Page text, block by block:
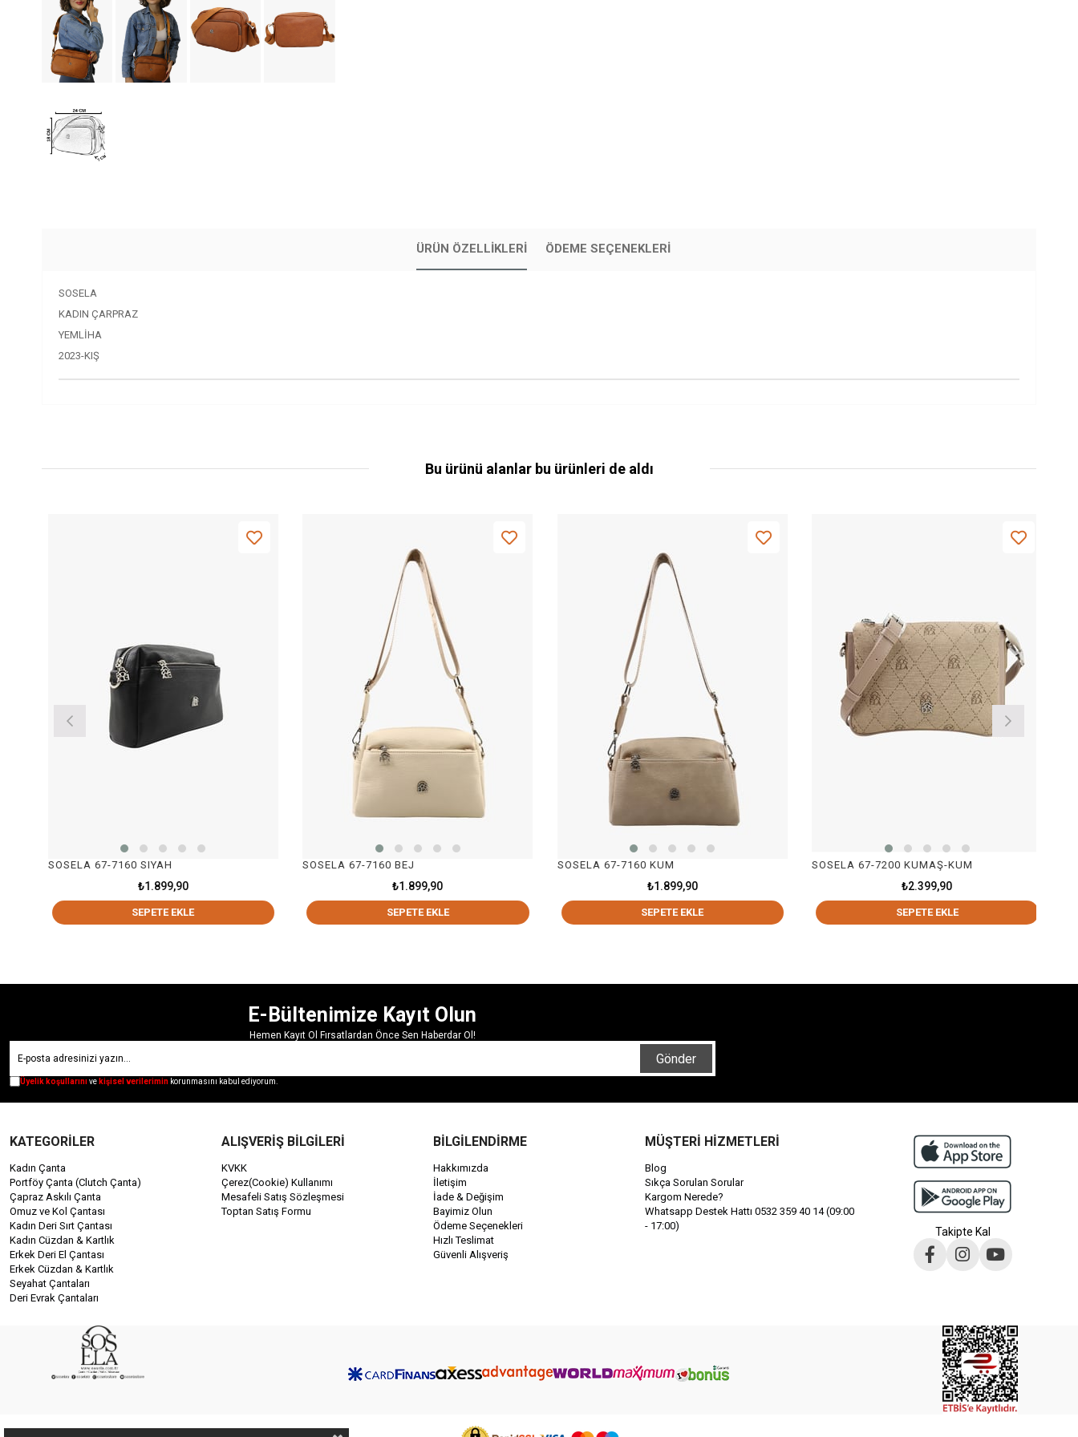
ÜRÜN ÖZELLIKLERI ÖDEME SEÇENEKLERI
SOSELA
KADIN ÇARPRAZ
YEMLİHA
2023-KIŞ
Bu ürünü alanlar bu ürünleri de aldı
SOSELA 67-7160 SIYAH
₺1.899,90
SEPETE EKLE
SOSELA 67-7160 BEJ
₺1.899,90
SEPETE EKLE
SOSELA 67-7160 KUM
₺1.899,90
SEPETE EKLE
SOSELA 67-7200 KUMAŞ-KUM
₺2.399,90
SEPETE EKLE
E-Bültenimize Kayıt Olun
Hemen Kayıt Ol Fırsatlardan Önce Sen Haberdar Ol!
Gönder
Üyelik koşullarınıve kişisel verilerimin korunmasını kabul ediyorum.
KATEGORİLER
Kadın Çanta
Portföy Çanta (Clutch Çanta)
Çapraz Askılı Çanta
Omuz ve Kol Çantası
Kadın Deri Sırt Çantası
Kadın Cüzdan & Kartlık
Erkek Deri El Çantası
Erkek Cüzdan & Kartlık
Seyahat Çantaları
Deri Evrak Çantaları
ALIŞVERİŞ BİLGİLERİ
KVKK
Çerez(Cookie) Kullanımı
Mesafeli Satış Sözleşmesi
Toptan Satış Formu
BİLGİLENDİRME
Hakkımızda
İletişim
İade & Değişim
Bayimiz Olun
Ödeme Seçenekleri
Hızlı Teslimat
Güvenli Alışveriş
MÜŞTERİ HİZMETLERİ
Blog
Sıkça Sorulan Sorular
Kargom Nerede?
Whatsapp Destek Hattı 0532 359 40 14 (09:00
- 17:00)
Takipte Kal